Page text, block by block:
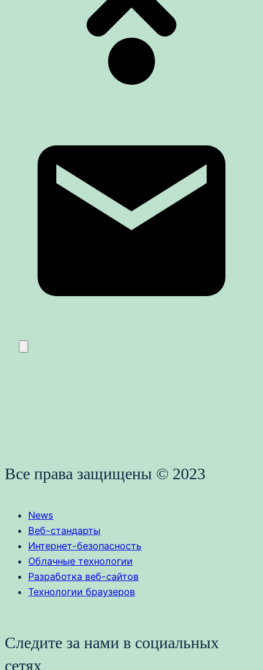
Все права защищены © 2023
News
Веб-стандарты
Интернет-безопасность
Облачные технологии
Разработка веб-сайтов
Технологии браузеров
Следите за нами в социальных
сетях